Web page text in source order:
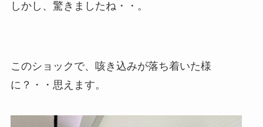
しかし、驚きましたね・・。
このショックで、咳き込みが落ち着いた様
に？・・思えます。